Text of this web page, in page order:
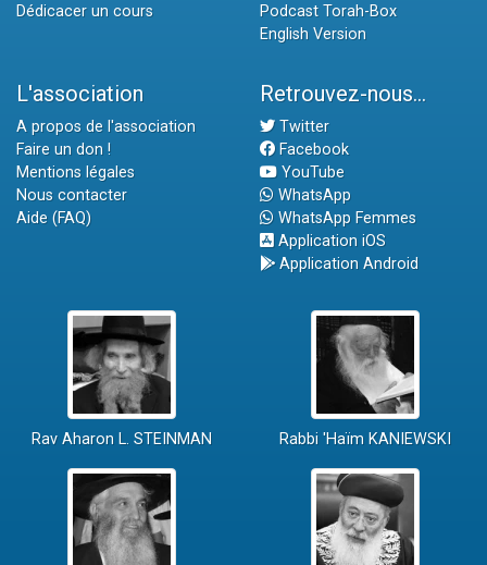
Dédicacer un cours
Podcast Torah-Box
English Version
L'association
A propos de l'association
Faire un don !
Mentions légales
Nous contacter
Aide (FAQ)
Retrouvez-nous...
Twitter
Facebook
YouTube
WhatsApp
WhatsApp Femmes
Application iOS
Application Android
Rav Aharon L. STEINMAN Rabbi 'Haïm KANIEWSKI